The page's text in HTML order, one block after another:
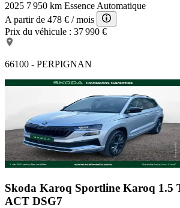
2025 7 950 km Essence Automatique
A partir de 478 € / mois
Prix du véhicule : 37 990 €
66100 - PERPIGNAN
Skoda Karoq Sportline Karoq 1.5
ACT DSG7